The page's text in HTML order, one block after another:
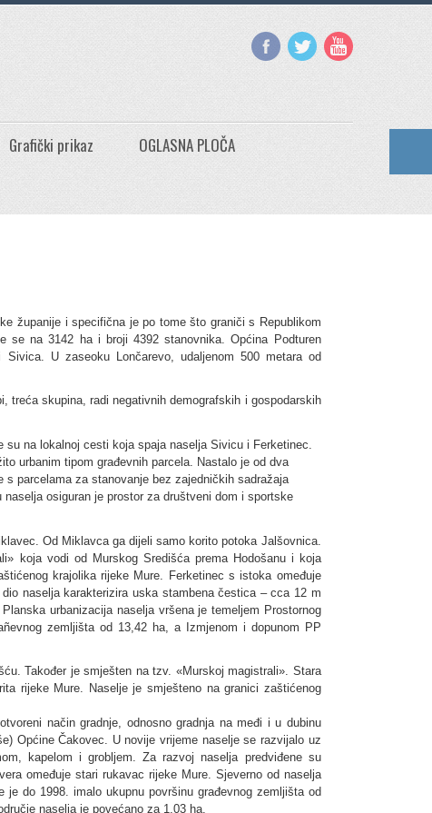
Grafički prikaz OGLASNA PLOČA
županije i specifična je po tome što graniči s Republikom
se na 3142 ha i broji 4392 stanovnika. Općina Podturen
U zaseoku Lončarevo, udaljenom 500 metara od
treća skupina, radi negativnih demografskih i gospodarskih
na lokalnoj cesti koja spaja naselja Sivicu i Ferketinec.
urbanim tipom građevnih parcela. Nastalo je od dva
parcelama za stanovanje bez zajedničkih sadražaja
osiguran je prostor za društveni dom i sportske
Od Miklavca ga dijeli samo korito potoka Jalšovnica.
koja vodi od Murskog Središća prema Hodošanu i koja
krajolika rijeke Mure. Ferketinec s istoka omeđuje
naselja karakterizira uska stambena čestica – cca 12 m
urbanizacija naselja vršena je temeljem Prostornog
zemljišta od 13,42 ha, a Izmjenom i dopunom PP
Također je smješten na tzv. «Murskoj magistrali». Stara
rijeke Mure. Naselje je smješteno na granici zaštićenog
način gradnje, odnosno gradnja na međi i u dubinu
Općine Čakovec. U novije vrijeme naselje se razvijalo uz
kapelom i grobljem. Za razvoj naselja predviđene su
omeđuje stari rukavac rijeke Mure. Sjeverno od naselja
do 1998. imalo ukupnu površinu građevnog zemljišta od
naselja je povećano za 1,03 ha.